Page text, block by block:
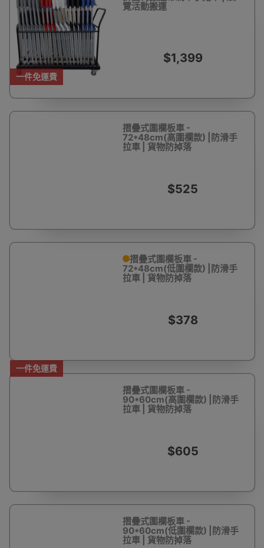
一件免運費
覽活動搬運
$1,399
摺曡式圍欄板車 -
72*48cm(高圍欄款) |防滑手
拉車 | 貨物防掉落
$525
摺曡式圍欄板車 -
72*48cm(低圍欄款) |防滑手
拉車 | 貨物防掉落
$378
一件免運費
摺曡式圍欄板車 -
90*60cm(高圍欄款) |防滑手
拉車 | 貨物防掉落
$605
摺曡式圍欄板車 -
90*60cm(低圍欄款) |防滑手
拉車 | 貨物防掉落